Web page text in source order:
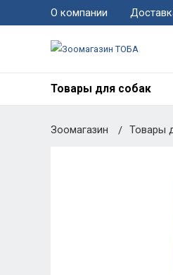
О компании
Товары для собак
Зоомагазин Товары